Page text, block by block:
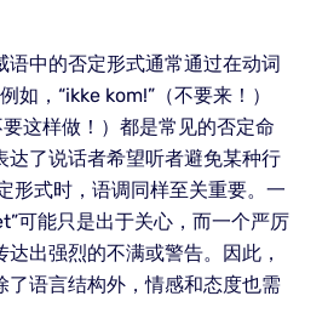
语中的否定形式通常通过在动词
如，“ikke kom!”（不要来！）
这样做！）都是常见的否定命
达了说话者希望听者避免某种行
形式时，语调同样至关重要。一
可能只是出于关心，而一个严厉
达出强烈的不满或警告。因此，
了语言结构外，情感和态度也需